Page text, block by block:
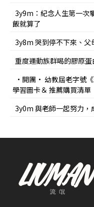
3y9m：紀念人生第一次
飯就算了
3y8m 哭到停不下來、父
重度運動族群喝的膠原蛋
•開團• 幼教屆老字號
學習圖卡＆ 推薦購買清單
3y0m 與老師一起努力，